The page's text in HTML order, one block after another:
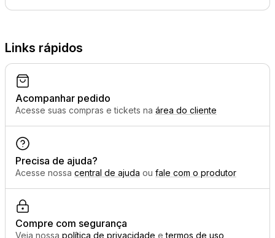
Links rápidos
Acompanhar pedido
Acesse suas compras e tickets na área do cliente
Precisa de ajuda?
Acesse nossa central de ajuda ou fale com o produtor
Compre com segurança
Veja nossa política de privacidade etermos de uso